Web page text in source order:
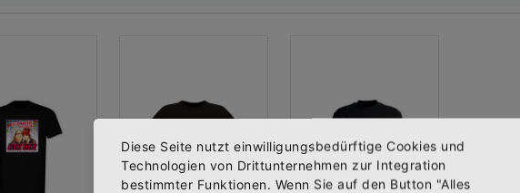
Diese Seite nutzt einwilligungsbedürftige Cookies und
Technologien von Drittunternehmen zur Integration
bestimmter Funktionen. Wenn Sie auf den Button "Alles